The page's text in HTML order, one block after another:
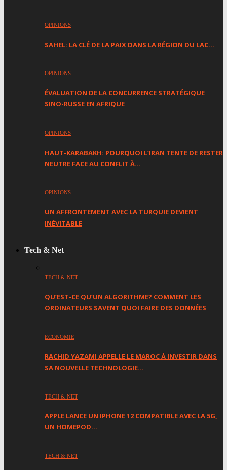
OPINIONS
SAHEL: LA CLÉ DE LA PAIX DANS LA RÉGION DU LAC…
OPINIONS
ÉVALUATION DE LA CONCURRENCE STRATÉGIQUE
SINO-RUSSE EN AFRIQUE
OPINIONS
HAUT-KARABAKH: POURQUOI L’IRAN TENTE DE RESTER
NEUTRE FACE AU CONFLIT À…
OPINIONS
UN AFFRONTEMENT AVEC LA TURQUIE DEVIENT
INÉVITABLE
Tech & Net
TECH & NET
QU’EST-CE QU’UN ALGORITHME? COMMENT LES
ORDINATEURS SAVENT QUOI FAIRE DES DONNÉES
ECONOMIE
RACHID YAZAMI APPELLE LE MAROC À INVESTIR DANS
SA NOUVELLE TECHNOLOGIE…
TECH & NET
APPLE LANCE UN IPHONE 12 COMPATIBLE AVEC LA 5G,
UN HOMEPOD…
TECH & NET